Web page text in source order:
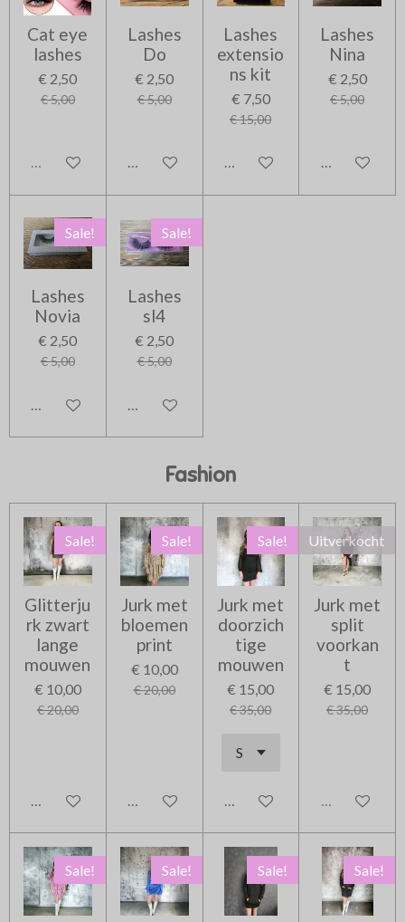
Cat eye
lashes
€ 2,50
€ 5,00
Uitverkocht
Lashes
Do
€ 2,50
€ 5,00
In winkelwagen
Lashes
extensio
ns kit
€ 7,50
€ 15,00
In winkelwagen
Lashes
Nina
€ 2,50
€ 5,00
In
Sale!
Lashes
Novia
€ 2,50
€ 5,00
In winkelwagen
Sale!
Lashes
sl4
€ 2,50
€ 5,00
In winkelwagen
Fashion
Sale!
Glitterju
rk zwart
lange
mouwen
€ 10,00
€ 20,00
In winkelwagen
Sale!
Jurk met
bloemen
print
€ 10,00
€ 20,00
In winkelwagen
Sale!
Jurk met
doorzich
tige
mouwen
€ 15,00
€ 35,00
In winkelwagen
Uitverkocht
Jurk met
split
voorkan
t
€ 15,00
€ 35,00
Uitverkocht
Sale! Sale! Sale! Sale!